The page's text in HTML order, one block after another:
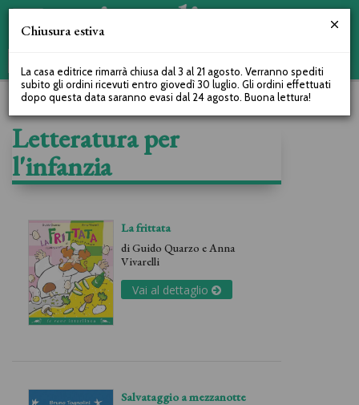
Letteratura per
l'infanzia
La frittata
diGuido Quarzo eAnna
Vivarelli
Vai al dettaglio
Salvataggio a mezzanotte
Chiusura estiva
La casa editrice rimarrà chiusa dal 3 al 21 agosto. Verranno spediti
subito gli ordini ricevuti entro giovedì 30 luglio. Gli ordini effettuati
dopo questa data saranno evasi dal 24 agosto. Buona lettura!